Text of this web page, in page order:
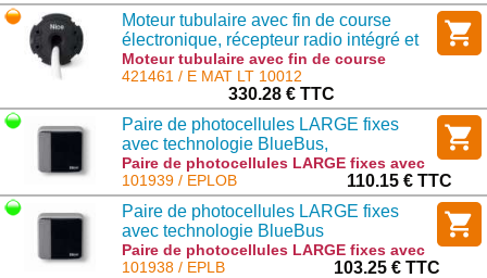
Moteur tubulaire avec fin de course
électronique, récepteur radio intégré et
technologie Nice TTBus 100 Nm, 12
tr/min
Moteur tubulaire avec fin de course
électronique, récepteur radio intégré et
technologie Nice TTBus 100 Nm, 12
tr/min : E MAT LT 10012
421461 / E MAT LT 10012
330.28 € TTC
Paire de photocellules LARGE fixes
avec technologie BlueBus,
ORIENTABLE 30°
Paire de photocellules LARGE fixes avec
technologie BlueBus, ORIENTABLE 30° :
EPLOB
101939 / EPLOB
110.15 € TTC
Paire de photocellules LARGE fixes
avec technologie BlueBus
Paire de photocellules LARGE fixes avec
technologie BlueBus : EPLB
101938 / EPLB
103.25 € TTC